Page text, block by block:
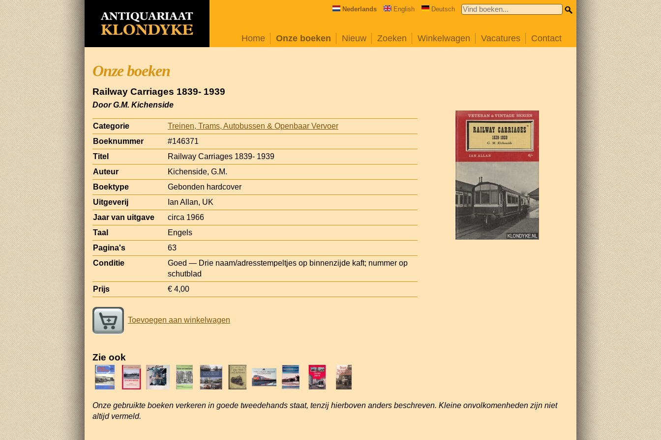
Nederlands English Deutsch
Home Onze boeken Nieuw Zoeken Winkelwagen Vacatures Contact
Onze boeken
Railway Carriages 1839- 1939
Door G.M. Kichenside
Categorie
Treinen, Trams, Autobussen & Openbaar Vervoer
Boeknummer
#146371
Titel
Railway Carriages 1839- 1939
Auteur
Kichenside, G.M.
Boektype
Gebonden hardcover
Uitgeverij
Ian Allan, UK
Jaar van uitgave
circa 1966
Taal
Engels
Pagina's
63
Conditie
Goed — Drie naam/adresstempeltjes op binnenzijde kaft; nummer op
schutblad
Prijs
€ 4,00
Toevoegen aan winkelwagen
Zie ook
Onze gebruikte boeken verkeren in goede tweedehands staat, tenzij hierboven anders beschreven. Kleine onvolkomenheden zijn niet
altijd vermeld.